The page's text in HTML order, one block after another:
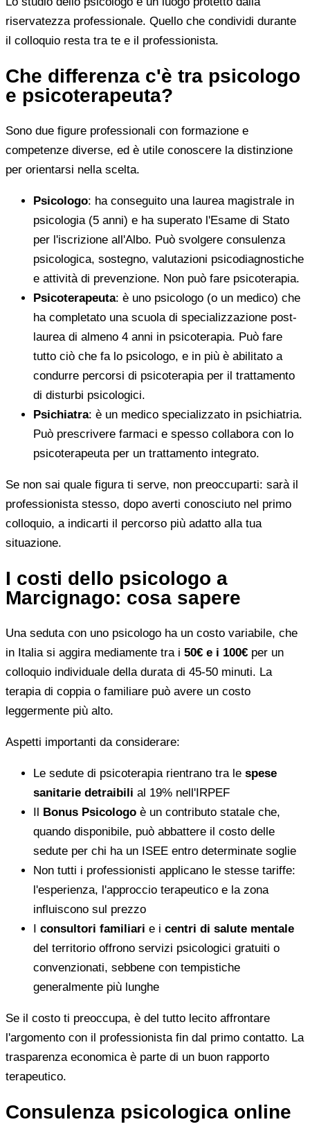
riservatezza professionale. Quello che condividi durante
il colloquio resta tra te e il professionista.
Che differenza c'è tra psicologo
e psicoterapeuta?
Sono due figure professionali con formazione e
competenze diverse, ed è utile conoscere la distinzione
per orientarsi nella scelta.
Psicologo: ha conseguito una laurea magistrale in
psicologia (5 anni) e ha superato l'Esame di Stato
per l'iscrizione all'Albo. Può svolgere consulenza
psicologica, sostegno, valutazioni psicodiagnostiche
e attività di prevenzione. Non può fare psicoterapia.
Psicoterapeuta: è uno psicologo (o un medico) che
ha completato una scuola di specializzazione post-
laurea di almeno 4 anni in psicoterapia. Può fare
tutto ciò che fa lo psicologo, e in più è abilitato a
condurre percorsi di psicoterapia per il trattamento
di disturbi psicologici.
Psichiatra: è un medico specializzato in psichiatria.
Può prescrivere farmaci e spesso collabora con lo
psicoterapeuta per un trattamento integrato.
Se non sai quale figura ti serve, non preoccuparti: sarà il
professionista stesso, dopo averti conosciuto nel primo
colloquio, a indicarti il percorso più adatto alla tua
situazione.
I costi dello psicologo a
Marcignago: cosa sapere
Una seduta con uno psicologo ha un costo variabile, che
in Italia si aggira mediamente tra i 50€ e i 100€ per un
colloquio individuale della durata di 45-50 minuti. La
terapia di coppia o familiare può avere un costo
leggermente più alto.
Aspetti importanti da considerare:
Le sedute di psicoterapia rientrano tra le spese
sanitarie detraibili al 19% nell'IRPEF
Il Bonus Psicologo è un contributo statale che,
quando disponibile, può abbattere il costo delle
sedute per chi ha un ISEE entro determinate soglie
Non tutti i professionisti applicano le stesse tariffe:
l'esperienza, l'approccio terapeutico e la zona
influiscono sul prezzo
I consultori familiari e i centri di salute mentale
del territorio offrono servizi psicologici gratuiti o
convenzionati, sebbene con tempistiche
generalmente più lunghe
Se il costo ti preoccupa, è del tutto lecito affrontare
l'argomento con il professionista fin dal primo contatto. La
trasparenza economica è parte di un buon rapporto
terapeutico.
Consulenza psicologica online